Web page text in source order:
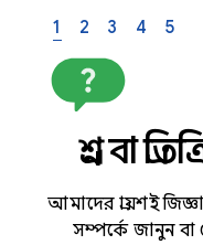
1 2 3 4 5
প্রশ্ন বা
আমাদের প্রায়শই
সম্পর্কে জানুন